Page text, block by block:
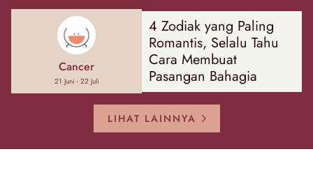
Cancer
21 Juni - 22 Juli
4 Zodiak yang Paling
Romantis, Selalu Tahu
Cara Membuat
Pasangan Bahagia
LIHAT LAINNYA